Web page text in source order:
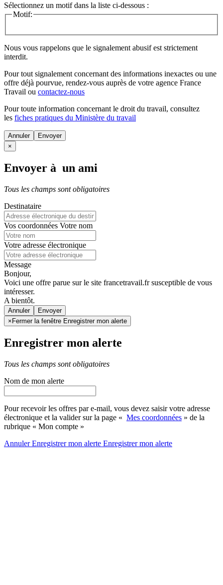
Sélectionnez un motif dans la liste ci-dessous :
Motif:
Nous vous rappelons que le signalement abusif est strictement
interdit.
Pour tout signalement concernant des informations inexactes ou une
offre déjà pourvue, rendez-vous auprès de votre agence France
Travail ou contactez-nous
Pour toute information concernant le droit du travail, consultez
les fiches pratiques du Ministère du travail
Annuler
×
Envoyer à un ami
Tous les champs sont obligatoires
Destinataire
Vos coordonnées Votre nom
Votre adresse électronique
Message
Bonjour,
Voici une offre parue sur le site francetravail.fr susceptible de vous
intéresser.
A bientôt.
Annuler
× Fermer la fenêtre Enregistrer mon alerte
Enregistrer mon alerte
Tous les champs sont obligatoires
Nom de mon alerte
Pour recevoir les offres par e-mail, vous devez saisir votre adresse
électronique et la valider sur la page « Mes coordonnées » de la
rubrique « Mon compte »
AnnulerEnregistrer mon alerte Enregistrermon alerte